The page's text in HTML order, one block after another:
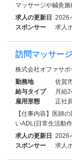
マッサージや鍼灸
求人の更新日
スポンサー
求人
訪問マッサー
株式会社オファサ
勤務地
佐賀
給与タイプ
月給
雇用形態
正社
【仕事内容】医師
いADL(日常生活動
求人の更新日
スポンサー
求人